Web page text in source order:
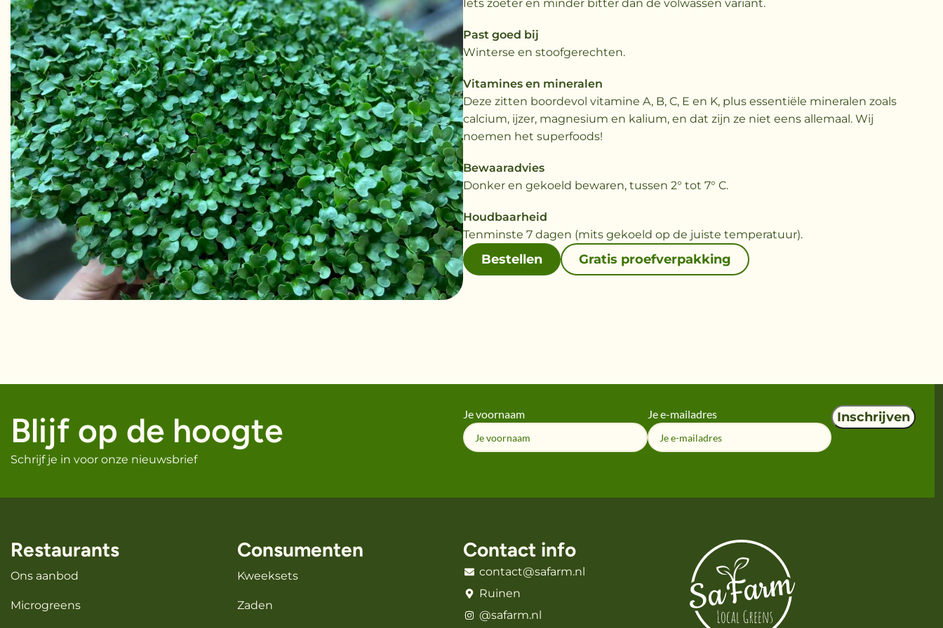
Iets zoeter en minder bitter dan de volwassen variant.
Past goed bij
Winterse en stoofgerechten.
Vitamines en mineralen
Deze zitten boordevol vitamine A, B, C, E en K, plus essentiële mineralen zoals
calcium, ijzer, magnesium en kalium, en dat zijn ze niet eens allemaal. Wij
noemen het superfoods!
Bewaaradvies
Donker en gekoeld bewaren, tussen 2° tot 7° C.
Houdbaarheid
Tenminste 7 dagen (mits gekoeld op de juiste temperatuur).
Bestellen Gratis proefverpakking
Blijf op de hoogte
Schrijf je in voor onze nieuwsbrief
Je voornaam Je e-mailadres
Restaurants
Ons aanbod
Microgreens
Consumenten
Kweeksets
Zaden
Contact info
contact@safarm.nl
Ruinen
@safarm.nl